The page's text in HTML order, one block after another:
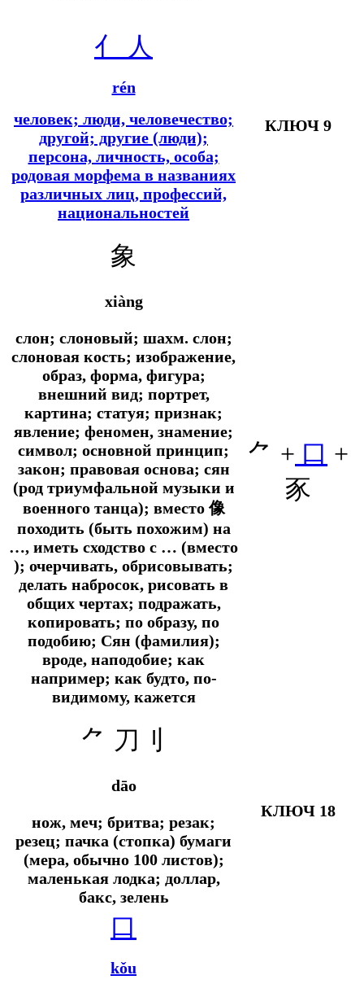
亻 人
rén
человек; люди, человечество;
другой; другие (люди);
персона, личность, особа;
родовая морфема в названиях
различных лиц, профессий,
национальностей
КЛЮЧ 9
象
xiàng
слон; слоновый; шахм. слон;
слоновая кость; изображение,
образ, форма, фигура;
внешний вид; портрет,
картина; статуя; признак;
явление; феномен, знамение;
символ; основной принцип;
закон; правовая основа; сян
(род триумфальной музыки и
военного танца); вместо 像
походить (быть похожим) на
…, иметь сходство с … (вместо
); очерчивать, обрисовывать;
делать набросок, рисовать в
общих чертах; подражать,
копировать; по образу, по
подобию; Сян (фамилия);
вроде, наподобие; как
например; как будто, по-
видимому, кажется
⺈ + 口 +
豕
⺈ 刀刂
dāo
нож, меч; бритва; резак;
резец; пачка (стопка) бумаги
(мера, обычно 100 листов);
маленькая лодка; доллар,
бакс, зелень
КЛЮЧ 18
口
kǒu